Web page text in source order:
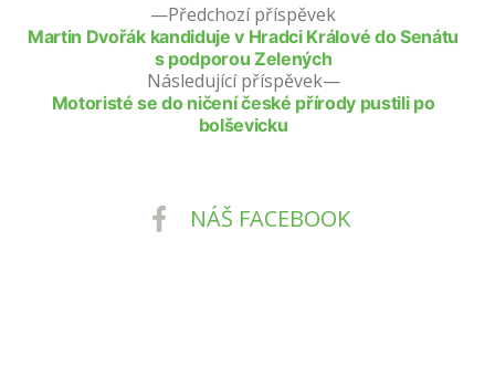
Předchozí příspěvek
Martin Dvořák kandiduje v Hradci Králové do Senátu
s podporou Zelených
Následující příspěvek
Motoristé se do ničení české přírody pustili po
bolševicku
NÁŠ FACEBOOK